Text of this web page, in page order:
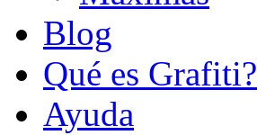
Blog
Qué es Grafiti?
Ayuda